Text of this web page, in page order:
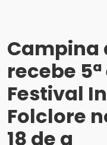
Campina
recebe
Festival
Folclore
18 de a